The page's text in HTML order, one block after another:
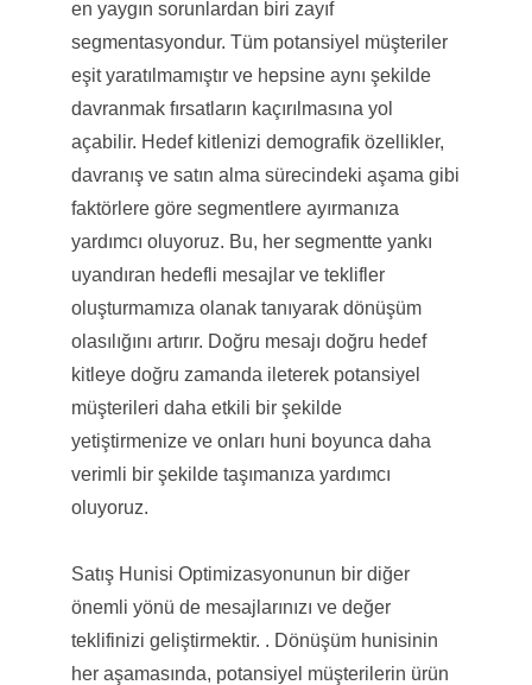
en yaygın sorunlardan biri zayıf
segmentasyondur. Tüm potansiyel müşteriler
eşit yaratılmamıştır ve hepsine aynı şekilde
davranmak fırsatların kaçırılmasına yol
açabilir. Hedef kitlenizi demografik özellikler,
davranış ve satın alma sürecindeki aşama gibi
faktörlere göre segmentlere ayırmanıza
yardımcı oluyoruz. Bu, her segmentte yankı
uyandıran hedefli mesajlar ve teklifler
oluşturmamıza olanak tanıyarak dönüşüm
olasılığını artırır. Doğru mesajı doğru hedef
kitleye doğru zamanda ileterek potansiyel
müşterileri daha etkili bir şekilde
yetiştirmenize ve onları huni boyunca daha
verimli bir şekilde taşımanıza yardımcı
oluyoruz.
Satış Hunisi Optimizasyonunun bir diğer
önemli yönü de mesajlarınızı ve değer
teklifinizi geliştirmektir. . Dönüşüm hunisinin
her aşamasında, potansiyel müşterilerin ürün